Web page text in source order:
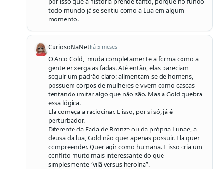
todo mundo já se sentiu como a Lua em algum
momento.
CuriosoNaNethá 5 meses
O Arco Gold,  muda completamente a forma como a
gente enxerga as fadas. Até então, elas pareciam
seguir um padrão claro: alimentam-se de homens,
possuem corpos de mulheres e vivem como cascas
tentando imitar algo que não são. Mas a Gold quebra
essa lógica.
Ela começa a raciocinar. E isso, por si só, já é
perturbador.
Diferente da Fada de Bronze ou da própria Lunae, a
deusa da lua, Gold não quer apenas possuir. Ela quer
compreender. Quer agir como humana. E isso cria um
conflito muito mais interessante do que
simplesmente “vilã versus heroína”.